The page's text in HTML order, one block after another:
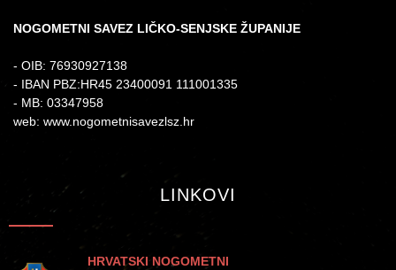
NOGOMETNI SAVEZ LIČKO-SENJSKE ŽUPANIJE
- OIB: 76930927138
- IBAN PBZ:HR45 23400091 111001335
- MB: 03347958
web: www.nogometnisavezlsz.hr
LINKOVI
HRVATSKI NOGOMETNI